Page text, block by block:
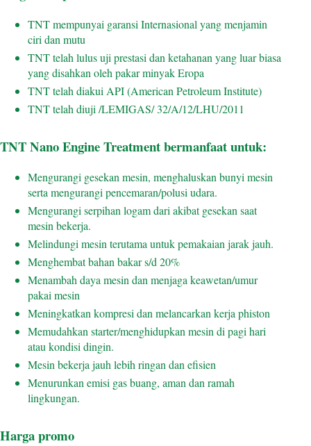
TNT mempunyai garansi Internasional yang menjamin
ciri dan mutu
TNT telah lulus uji prestasi dan ketahanan yang luar biasa
yang disahkan oleh pakar minyak Eropa
TNT telah diakui API (American Petroleum Institute)
TNT telah diuji /LEMIGAS/ 32/A/12/LHU/2011
TNT Nano Engine Treatment bermanfaat untuk:
Mengurangi gesekan mesin, menghaluskan bunyi mesin
serta mengurangi pencemaran/polusi udara.
Mengurangi serpihan logam dari akibat gesekan saat
mesin bekerja.
Melindungi mesin terutama untuk pemakaian jarak jauh.
Menghembat bahan bakar s/d 20%
Menambah daya mesin dan menjaga keawetan/umur
pakai mesin
Meningkatkan kompresi dan melancarkan kerja phiston
Memudahkan starter/menghidupkan mesin di pagi hari
atau kondisi dingin.
Mesin bekerja jauh lebih ringan dan efisien
Menurunkan emisi gas buang, aman dan ramah
lingkungan.
Harga promo